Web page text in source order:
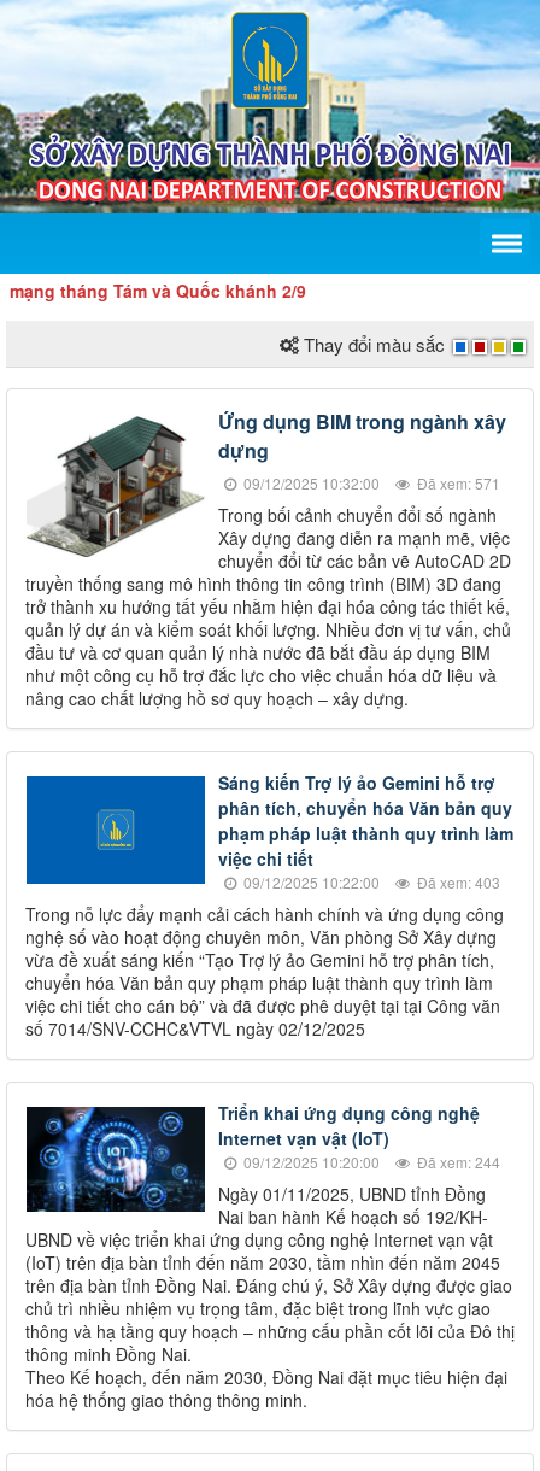
tháng Tám và Quốc khánh 2/9
Thay đổi màu sắc
Ứng dụng BIM trong ngành xây
dựng
09/12/2025 10:32:00 Đã xem: 571
Trong bối cảnh chuyển đổi số ngành
Xây dựng đang diễn ra mạnh mẽ, việc
chuyển đổi từ các bản vẽ AutoCAD 2D
truyền thống sang mô hình thông tin công trình (BIM) 3D đang
trở thành xu hướng tất yếu nhằm hiện đại hóa công tác thiết kế,
quản lý dự án và kiểm soát khối lượng. Nhiều đơn vị tư vấn, chủ
đầu tư và cơ quan quản lý nhà nước đã bắt đầu áp dụng BIM
như một công cụ hỗ trợ đắc lực cho việc chuẩn hóa dữ liệu và
nâng cao chất lượng hồ sơ quy hoạch – xây dựng.
Sáng kiến Trợ lý ảo Gemini hỗ trợ
phân tích, chuyển hóa Văn bản quy
phạm pháp luật thành quy trình làm
việc chi tiết
09/12/2025 10:22:00 Đã xem: 403
Trong nỗ lực đẩy mạnh cải cách hành chính và ứng dụng công
nghệ số vào hoạt động chuyên môn, Văn phòng Sở Xây dựng
vừa đề xuất sáng kiến “Tạo Trợ lý ảo Gemini hỗ trợ phân tích,
chuyển hóa Văn bản quy phạm pháp luật thành quy trình làm
việc chi tiết cho cán bộ” và đã được phê duyệt tại tại Công văn
số 7014/SNV-CCHC&VTVL ngày 02/12/2025
​​Triển khai ứng dụng công nghệ
Internet vạn vật (IoT)
09/12/2025 10:20:00 Đã xem: 244
Ngày 01/11/2025, UBND tỉnh Đồng
Nai ban hành Kế hoạch số 192/KH-
UBND về việc triển khai ứng dụng công nghệ Internet vạn vật
(IoT) trên địa bàn tỉnh đến năm 2030, tầm nhìn đến năm 2045
trên địa bàn tỉnh Đồng Nai. Đáng chú ý, Sở Xây dựng được giao
chủ trì nhiều nhiệm vụ trọng tâm, đặc biệt trong lĩnh vực giao
thông và hạ tầng quy hoạch – những cấu phần cốt lõi của Đô thị
thông minh Đồng Nai.
Theo Kế hoạch, đến năm 2030, Đồng Nai đặt mục tiêu hiện đại
hóa hệ thống giao thông thông minh.